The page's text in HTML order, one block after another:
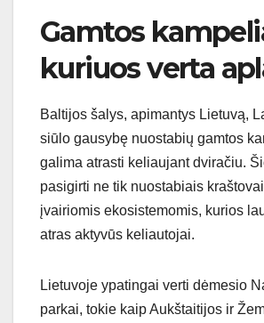
Gamtos
kuriuos verta
Baltijos šalys, apimantys Lietuvą,
siūlo gausybę nuostabių gamtos
galima atrasti keliaujant dviračiu.
pasigirti ne tik nuostabiais
įvairiomis ekosistemomis, kurios
atras aktyvūs keliautojai.
Lietuvoje ypatingai verti dėmesio
parkai, tokie kaip Aukštaitijos ir